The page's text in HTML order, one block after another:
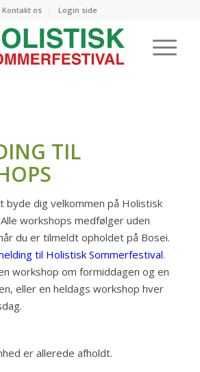
Kontakt os Login side
TIL
byde dig velkommen på Holistisk
workshops medfølger uden
du er tilmeldt opholdet på Bosei.
til Holistisk Sommerfestival.
workshop om formiddagen og en
eller en heldags workshop hver
er allerede afholdt.